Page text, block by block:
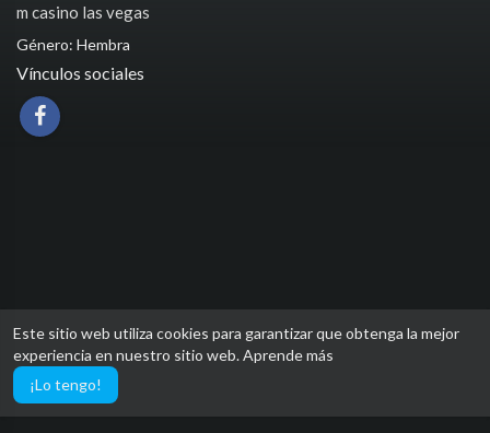
Este sitio web utiliza cookies para garantizar que obtenga la mejor
experiencia en nuestro sitio web.Aprende más
¡Lo tengo!
m casino las vegas
Género: Hembra
Vínculos sociales